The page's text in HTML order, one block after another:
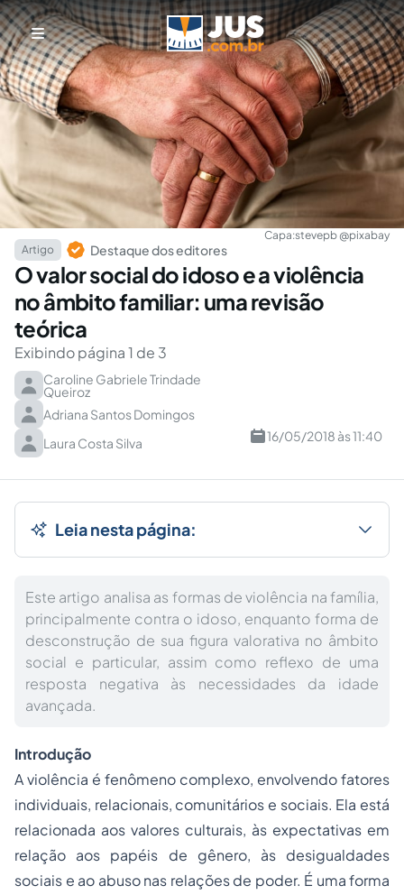
Capa:stevepb @pixabay
Artigo
Destaque dos editores
O valor social do idoso e a violência
no âmbito familiar: uma revisão
teórica
Exibindo página 1 de 3
Caroline Gabriele Trindade
Queiroz
Adriana Santos Domingos
Laura Costa Silva
16/05/2018 às 11:40
Leia nesta página:
Este artigo analisa as formas de violência na família,
principalmente contra o idoso, enquanto forma de
desconstrução de sua figura valorativa no âmbito
social e particular, assim como reflexo de uma
resposta negativa às necessidades da idade
avançada.
Introdução
A violência é fenômeno complexo, envolvendo fatores
individuais, relacionais, comunitários e sociais. Ela está
relacionada aos valores culturais, às expectativas em
relação aos papéis de gênero, às desigualdades
sociais e ao abuso nas relações de poder. É uma forma